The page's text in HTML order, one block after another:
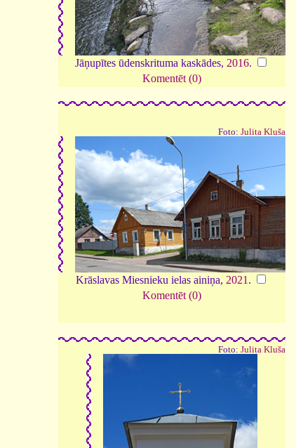
Jāņupītes ūdenskrituma kaskādes, 2016.
Komentēt (0)
Foto: Julita Kluša
Krāslavas Miesnieku ielas ainiņa, 2021 .
Komentēt (0)
Foto: Julita Kluša